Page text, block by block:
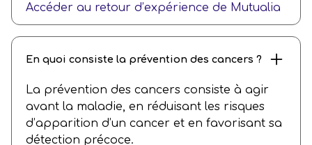
Accéder au retour d’expérience de Mutualia
En quoi consiste la prévention des cancers ?
La prévention des cancers consiste à agir
avant la maladie, en réduisant les risques
d’apparition d’un cancer et en favorisant sa
détection précoce.